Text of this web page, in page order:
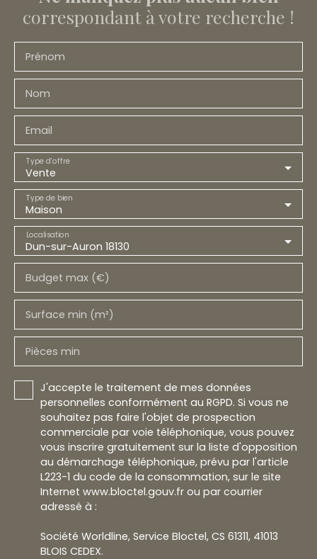
correspondant à votre recherche !
Prénom
Nom
Email
Vente
Type d'offre
Maison
Type de bien
Dun-sur-Auron 18130
Localisation
Budget max (€)
Surface min (m²)
Pièces min
J'accepte le traitement de mes données
personnelles conformément au RGPD. Si vous ne
souhaitez pas faire l'objet de prospection
commerciale par voie téléphonique, vous pouvez
vous inscrire gratuitement sur la liste d'opposition
au démarchage téléphonique, prévu par l'article
L223-1 du code de la consommation, sur le site
Internet www.bloctel.gouv.fr ou par courrier
adressé à :
Société Worldline, Service Bloctel, CS 61311, 41013
BLOIS CEDEX.